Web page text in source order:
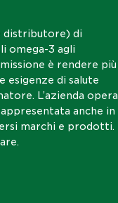
distributore) di
omega-3 agli
è rendere più
esigenze di salute
L’azienda opera
anche in
marchi e prodotti.